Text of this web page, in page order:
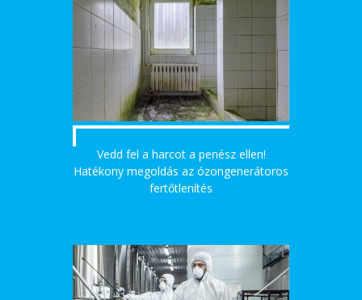
Vedd fel a harcot a penész ellen!
Hatékony megoldás az ózongenerátoros
fertőtlenítés